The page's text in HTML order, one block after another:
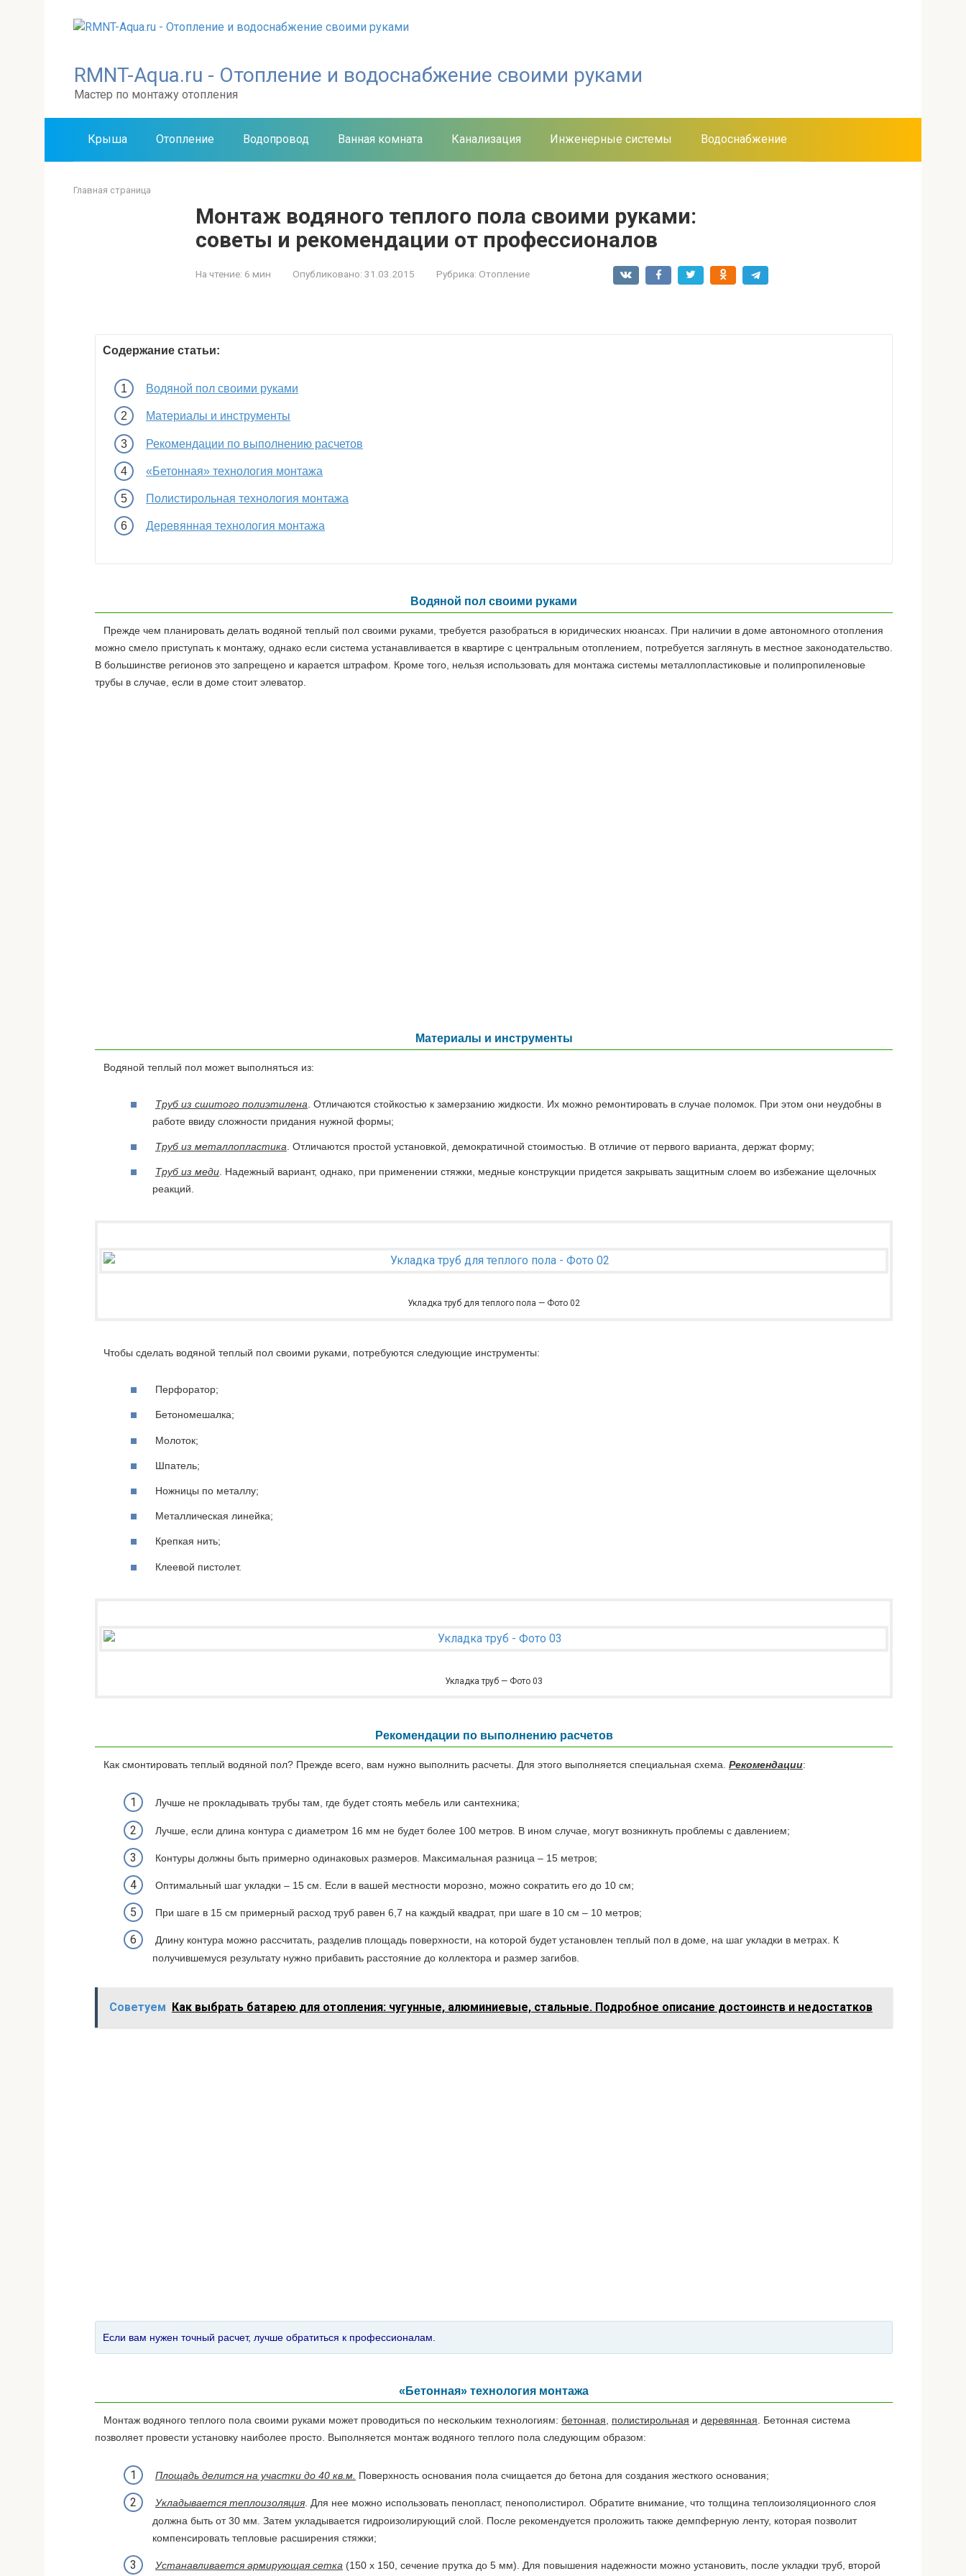
RMNT-Aqua.ru - Отопление и водоснабжение своими руками
Мастер по монтажу отопления
Крыша Отопление Водопровод Ванная комната Канализация Инженерные системы Водоснабжение
Главная страница
Монтаж водяного теплого пола своими руками:
советы и рекомендации от профессионалов
На чтение: 6 мин Опубликовано: 31.03.2015 Рубрика: Отопление
Содержание статьи:
Водяной пол своими руками
Материалы и инструменты
Рекомендации по выполнению расчетов
«Бетонная» технология монтажа
Полистирольная технология монтажа
Деревянная технология монтажа
Водяной пол своими руками
Прежде чем планировать делать водяной теплый пол своими руками, требуется разобраться в юридических нюансах. При наличии в доме автономного отопления
можно смело приступать к монтажу, однако если система устанавливается в квартире с центральным отоплением, потребуется заглянуть в местное законодательство.
В большинстве регионов это запрещено и карается штрафом. Кроме того, нельзя использовать для монтажа системы металлопластиковые и полипропиленовые
трубы в случае, если в доме стоит элеватор.
Материалы и инструменты
Водяной теплый пол может выполняться из:
Труб из сшитого полиэтилена . Отличаются стойкостью к замерзанию жидкости. Их можно ремонтировать в случае поломок. При этом они неудобны в
работе ввиду сложности придания нужной формы;
Труб из металлопластика. Отличаются простой установкой, демократичной стоимостью. В отличие от первого варианта, держат форму;
Труб из меди. Надежный вариант, однако, при применении стяжки, медные конструкции придется закрывать защитным слоем во избежание щелочных
реакций.
Укладка труб для теплого пола — Фото 02
Чтобы сделать водяной теплый пол своими руками, потребуются следующие инструменты:
Перфоратор;
Бетономешалка;
Молоток;
Шпатель;
Ножницы по металлу;
Металлическая линейка;
Крепкая нить;
Клеевой пистолет.
Укладка труб — Фото 03
Рекомендации по выполнению расчетов
Как смонтировать теплый водяной пол? Прежде всего, вам нужно выполнить расчеты. Для этого выполняется специальная схема. Рекомендации:
Лучше не прокладывать трубы там, где будет стоять мебель или сантехника;
Лучше, если длина контура с диаметром 16 мм не будет более 100 метров. В ином случае, могут возникнуть проблемы с давлением;
Контуры должны быть примерно одинаковых размеров. Максимальная разница – 15 метров;
Оптимальный шаг укладки – 15 см. Если в вашей местности морозно, можно сократить его до 10 см;
При шаге в 15 см примерный расход труб равен 6,7 на каждый квадрат, при шаге в 10 см – 10 метров;
Длину контура можно рассчитать, разделив площадь поверхности, на которой будет установлен теплый пол в доме, на шаг укладки в метрах. К
получившемуся результату нужно прибавить расстояние до коллектора и размер загибов.
Советуем Как выбрать батарею для отопления: чугунные, алюминиевые, стальные. Подробное описание достоинств и недостатков
Если вам нужен точный расчет, лучше обратиться к профессионалам.
«Бетонная» технология монтажа
Монтаж водяного теплого пола своими руками может проводиться по нескольким технологиям: бетонная полистирольная и деревянная . Бетонная система
позволяет провести установку наиболее просто. Выполняется монтаж водяного теплого пола следующим образом:
Площадь делится на участки до 40 кв.м. Поверхность основания пола счищается до бетона для создания жесткого основания;
Укладывается теплоизоляция. Для нее можно использовать пенопласт, пенополистирол. Обратите внимание, что толщина теплоизоляционного слоя
должна быть от 30 мм. Затем укладывается гидроизолирующий слой. После рекомендуется проложить также демпферную ленту, которая позволит
компенсировать тепловые расширения стяжки;
Устанавливается армирующая сетка (150 х 150, сечение прутка до 5 мм). Для повышения надежности можно установить, после укладки труб, второй